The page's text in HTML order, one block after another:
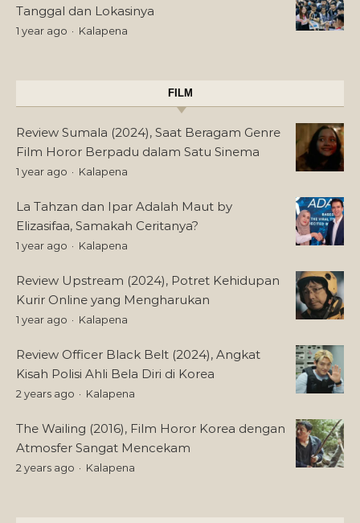
Tanggal dan Lokasinya
1 year ago Kalapena
FILM
Review Sumala (2024), Saat Beragam Genre
Film Horor Berpadu dalam Satu Sinema
1 year ago Kalapena
La Tahzan dan Ipar Adalah Maut by
Elizasifaa, Samakah Ceritanya?
1 year ago Kalapena
Review Upstream (2024), Potret Kehidupan
Kurir Online yang Mengharukan
1 year ago Kalapena
Review Officer Black Belt (2024), Angkat
Kisah Polisi Ahli Bela Diri di Korea
2 years ago Kalapena
The Wailing (2016), Film Horor Korea dengan
Atmosfer Sangat Mencekam
2 years ago Kalapena